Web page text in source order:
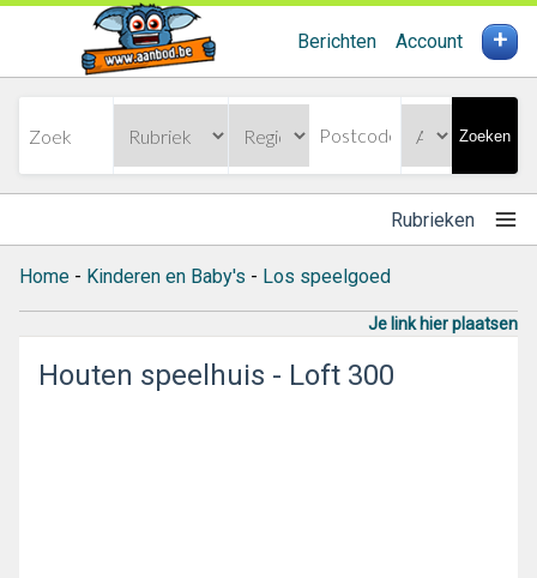
Berichten Account +
Zoeken
Rubrieken
Home - Kinderen en Baby's - Los speelgoed
Je link hier plaatsen
Houten speelhuis - Loft 300